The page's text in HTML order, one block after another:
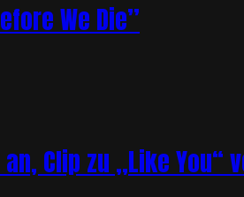
We Die”
an, Clip zu „Like